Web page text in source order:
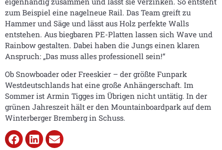
zum Beispiel eine nagelneue Rail. Das Team greift zu
Hammer und Säge und lässt aus Holz perfekte Walls
entstehen. Aus biegbaren PE-Platten lassen sich Wave und
Rainbow gestalten. Dabei haben die Jungs einen klaren
Anspruch: „Das muss alles professionell sein!“
Ob Snowboader oder Freeskier – der größte Funpark
Westdeutschlands hat eine große Anhängerschaft. Im
Sommer ist Armin Tigges im Übrigen nicht untätig. In der
grünen Jahreszeit hält er den Mountainboardpark auf dem
Winterberger Bremberg in Schuss.